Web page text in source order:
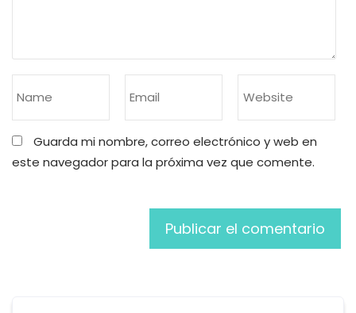
Guarda mi nombre, correo electrónico y web en
este navegador para la próxima vez que comente.